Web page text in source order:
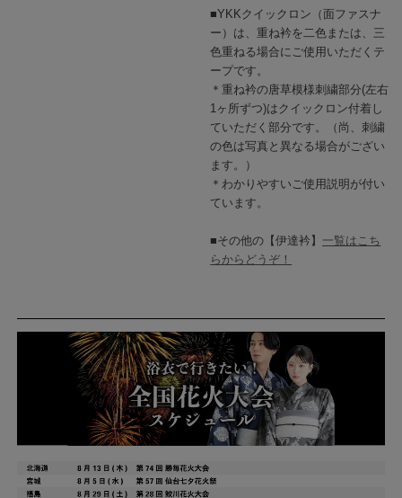
■YKKクイックロン（面ファスナ
ー）は、重ね衿を二色または、三
色重ねる場合にご使用いただくテ
ープです。
＊重ね衿の唐草模様刺繍部分(左右
1ヶ所ずつ)はクイックロン付着し
ていただく部分です。（尚、刺繍
の色は写真と異なる場合がござい
ます。）
＊わかりやすいご使用説明が付い
ています。
■その他の【伊達衿】 一覧はこち
らからどうぞ！